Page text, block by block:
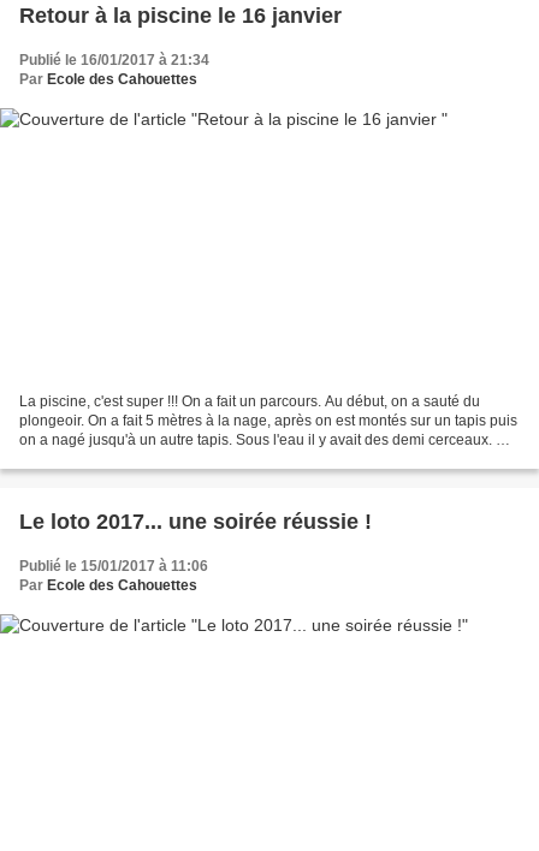
Retour à la piscine le 16 janvier
Publié le 16/01/2017 à 21:34
Par Ecole des Cahouettes
La piscine, c'est super !!! On a fait un parcours. Au début, on a sauté du
plongeoir. On a fait 5 mètres à la nage, après on est montés sur un tapis puis
on a nagé jusqu'à un autre tapis. Sous l'eau il y avait des demi cerceaux. On
Le loto 2017... une soirée réussie !
Publié le 15/01/2017 à 11:06
Par Ecole des Cahouettes